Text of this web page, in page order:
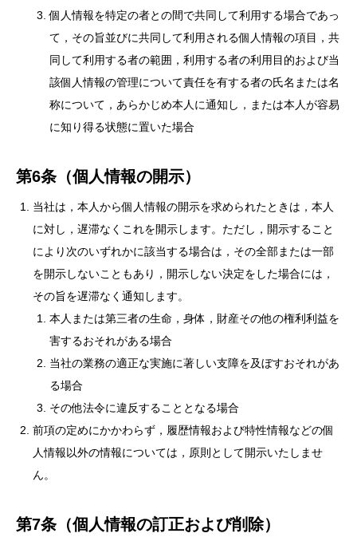
個人情報を特定の者との間で共同して利用する場合であっ
て，その旨並びに共同して利用される個人情報の項目，共
同して利用する者の範囲，利用する者の利用目的および当
該個人情報の管理について責任を有する者の氏名または名
称について，あらかじめ本人に通知し，または本人が容易
に知り得る状態に置いた場合
第6条（個人情報の開示）
当社は，本人から個人情報の開示を求められたときは，本人
に対し，遅滞なくこれを開示します。ただし，開示すること
により次のいずれかに該当する場合は，その全部または一部
を開示しないこともあり，開示しない決定をした場合には，
その旨を遅滞なく通知します。
本人または第三者の生命，身体，財産その他の権利利益を
害するおそれがある場合
当社の業務の適正な実施に著しい支障を及ぼすおそれがあ
る場合
その他法令に違反することとなる場合
前項の定めにかかわらず，履歴情報および特性情報などの個
人情報以外の情報については，原則として開示いたしませ
ん。
第7条（個人情報の訂正および削除）